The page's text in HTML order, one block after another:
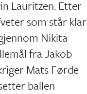
Lauritzen. Etter
som står klar
Nikita
fra Jakob
Mats Førde
ballen